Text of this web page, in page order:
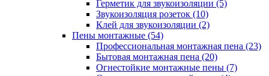
Герметик для звукоизоляции (5)
Звукоизоляция розеток (10)
Клей для звукоизоляции (2)
Пены монтажные (54)
Профессиональная монтажная пена (23)
Бытовая монтажная пена (20)
Огнестойкие монтажные пены (7)